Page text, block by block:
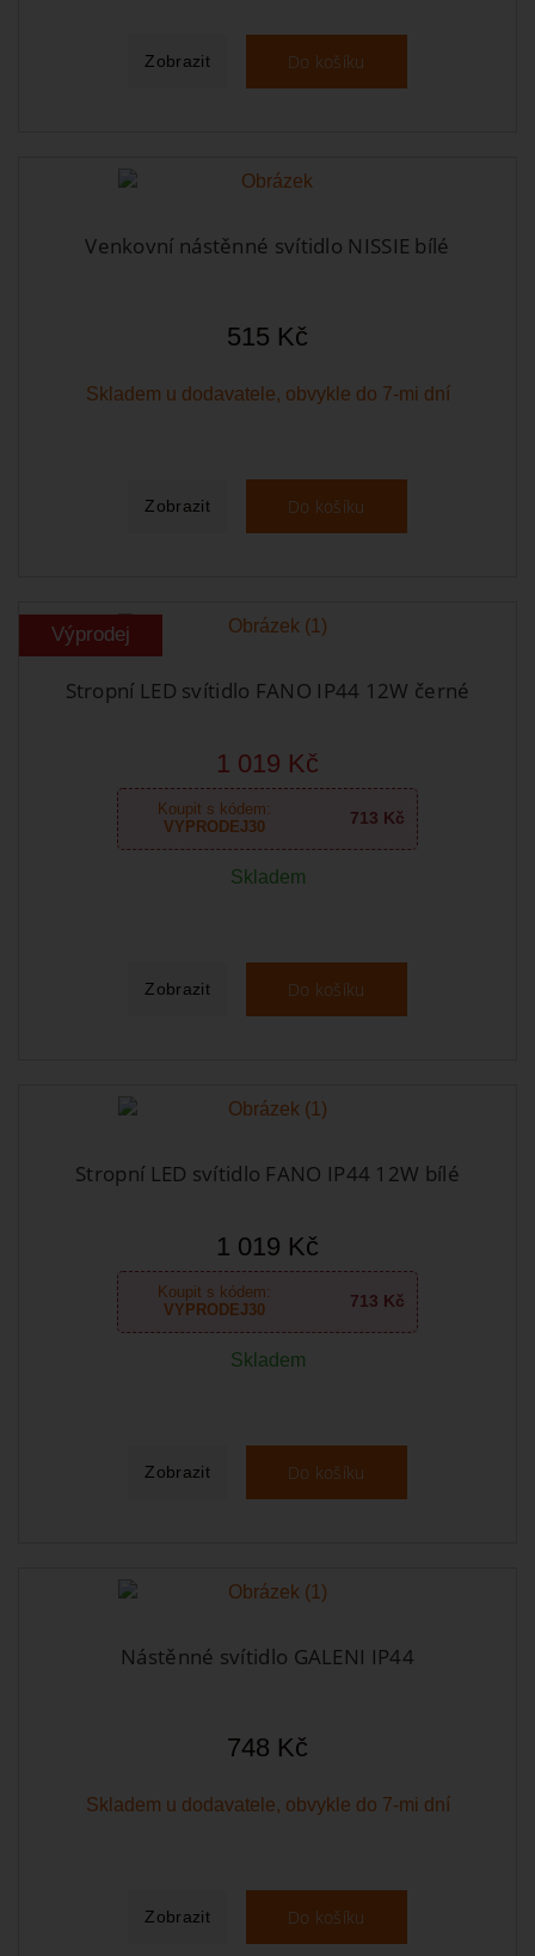
Zobrazit Do košíku
Venkovní nástěnné svítidlo NISSIE bílé
515 Kč
Skladem u dodavatele, obvykle do 7-mi dní
Zobrazit Do košíku
Výprodej
Stropní LED svítidlo FANO IP44 12W černé
1 019 Kč
Koupit s kódem:
VYPRODEJ30
713 Kč
Skladem
Zobrazit Do košíku
Stropní LED svítidlo FANO IP44 12W bílé
1 019 Kč
Koupit s kódem:
VYPRODEJ30
713 Kč
Skladem
Zobrazit Do košíku
Nástěnné svítidlo GALENI IP44
748 Kč
Skladem u dodavatele, obvykle do 7-mi dní
Zobrazit Do košíku